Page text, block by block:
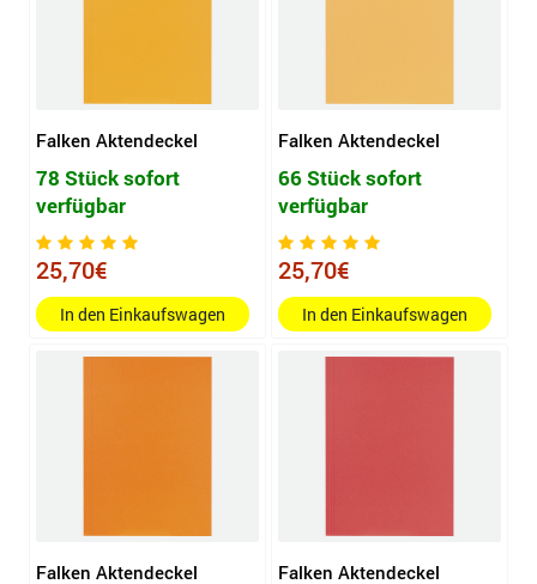
Falken Aktendeckel
78 Stück sofort
verfügbar
25,70€
In den Einkaufswagen
Falken Aktendeckel
66 Stück sofort
verfügbar
25,70€
In den Einkaufswagen
Falken Aktendeckel Falken Aktendeckel